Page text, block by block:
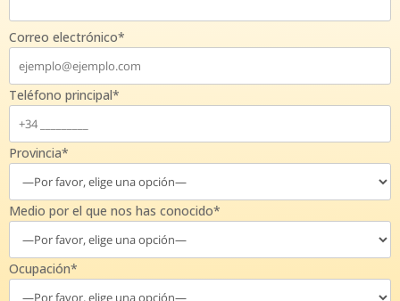
Correo electrónico*
Teléfono principal*
Provincia*
Medio por el que nos has conocido*
Ocupación*